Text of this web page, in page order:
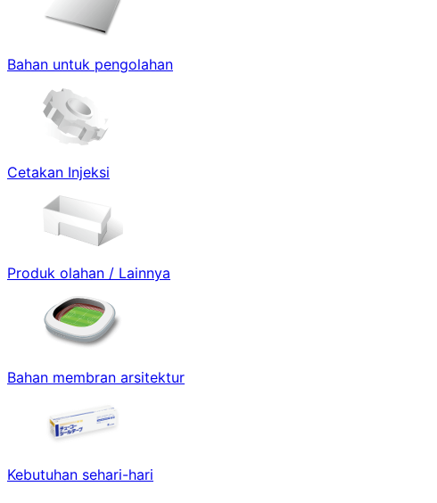
Bahan untuk pengolahan
Cetakan Injeksi
Produk olahan / Lainnya
Bahan membran arsitektur
Kebutuhan sehari-hari